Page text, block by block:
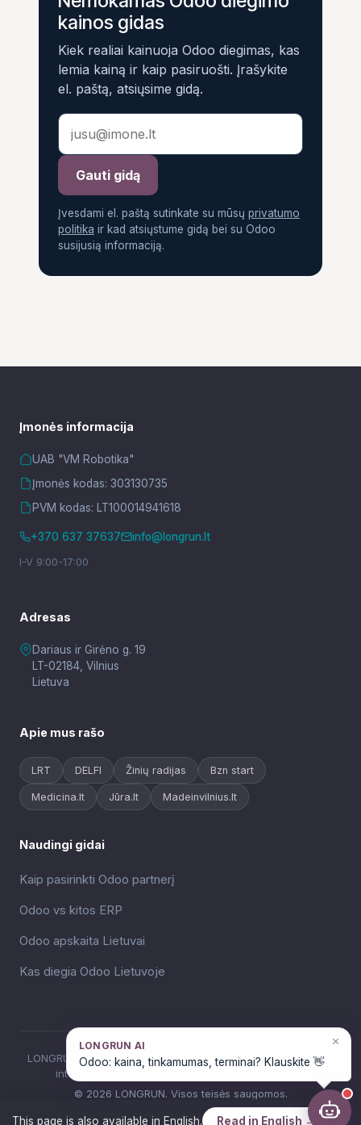
This page is also available in English. Read in English → ×
kainos gidas
Kiek realiai kainuoja Odoo diegimas, kas
lemia kainą ir kaip pasiruošti. Įrašykite
el. paštą, atsiųsime gidą.
Gauti gidą
Įvesdami el. paštą sutinkate su mūsų privatumo
politika ir kad atsiųstume gidą bei su Odoo
susijusią informaciją.
Įmonės informacija
UAB "VM Robotika"
Įmonės kodas: 303130735
PVM kodas: LT100014941618
+370 637 37637 info@longrun.lt
I-V 9:00-17:00
Adresas
Dariaus ir Girėno g. 19
LT-02184, Vilnius
Lietuva
Apie mus rašo
LRT DELFI Žinių radijas Bzn start
Medicina.lt Jūra.lt Madeinvilnius.lt
Naudingi gidai
Kaip pasirinkti Odoo partnerį
Odoo vs kitos ERP
Odoo apskaita Lietuvai
Kas diegia Odoo Lietuvoje
LONGRUN (UAB VM Robotika), Odoo ERP diegimas ir dirbtinio
intelekto sprendimai verslui Lietuvoje nuo 2018 m.
© 2026 LONGRUN. Visos teisės saugomos.
Slapukų politika
×
LONGRUN AI
Odoo: kaina, tinkamumas, terminai? Klauskite 👋